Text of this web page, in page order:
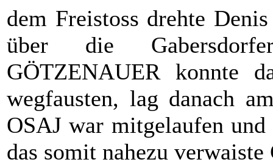
dem Freistoss drehte
über die
GÖTZENAUER konnte
wegfausten, lag danach
OSAJ war mitgelaufen
das somit nahezu